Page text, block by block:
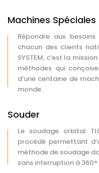
Machines Spéciales
Répondre aux
chacun des clients
SYSTEM, c’est la
méthodes qui
d’une centaine de
monde.
Souder
Le soudage orbital
procédé permettant
méthode de soudage
sans interruption à